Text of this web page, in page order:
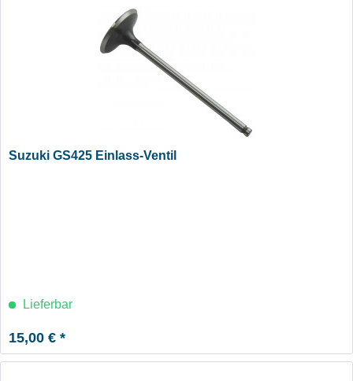
Suzuki GS425 Einlass-Ventil
Lieferbar
15,00 € *